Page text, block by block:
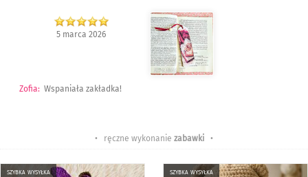
5 marca 2026
Zofia: Wspaniała zakładka!
• ręczne wykonanie zabawki •
szybka wysyłka szybka wysyłka